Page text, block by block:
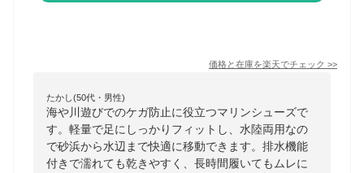
価格と在庫を楽天でチェック >>
たかし(50代・男性)
海や川遊びでのケガ防止に役立つマリンシューズで
す。軽量で足にしっかりフィットし、水陸両用なの
で砂浜から水辺まで快適に移動できます。排水機能
付きで濡れても乾きやすく、長時間履いてもムレに